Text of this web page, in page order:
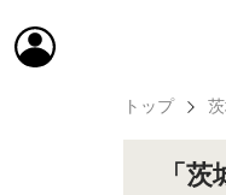
トップ
「